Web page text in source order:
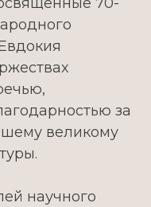
за
великому
научного